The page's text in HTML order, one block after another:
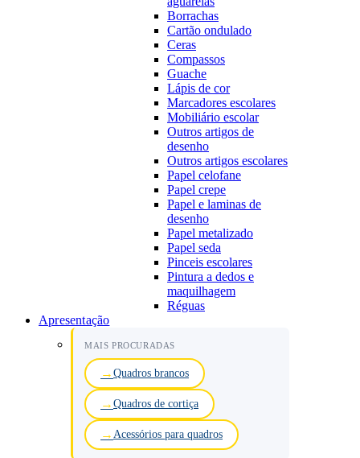
Borrachas
Cartão ondulado
Ceras
Compassos
Guache
Lápis de cor
Marcadores escolares
Mobiliário escolar
Outros artigos de
desenho
Outros artigos escolares
Papel celofane
Papel crepe
Papel e laminas de
desenho
Papel metalizado
Papel seda
Pinceis escolares
Pintura a dedos e
maquilhagem
Réguas
Apresentação
MAIS PROCURADAS
Quadros brancos
Quadros de cortiça
Acessórios para quadros